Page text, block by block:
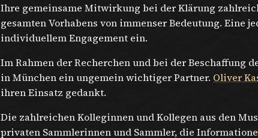
Ihre gemeinsame Mitwirkung bei der Klärung
gesamten Vorhabens von immenser Bedeutung. Eine
individuellem Engagement ein.
Im Rahmen der Recherchen und bei der Beschaffung
in München ein ungemein wichtiger Partner. Oliver
ihren Einsatz gedankt.
Die zahlreichen Kolleginnen und Kollegen aus den
privaten Sammlerinnen und Sammler, die